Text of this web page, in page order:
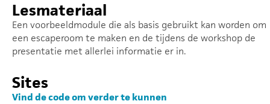
Lesmateriaal
Een voorbeeldmodule die als basis gebruikt kan worden om
een escaperoom te maken en de tijdens de workshop de
presentatie met allerlei informatie er in.
Sites
Vind de code om verder te kunnen